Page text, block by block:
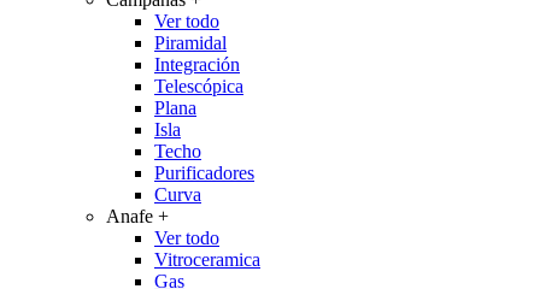
Ver todo
Piramidal
Integración
Telescópica
Plana
Isla
Techo
Purificadores
Curva
Anafe +
Ver todo
Vitroceramica
Gas